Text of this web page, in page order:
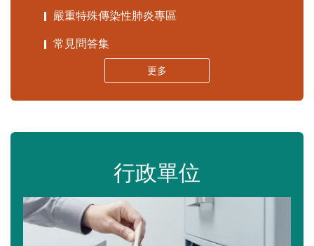
嚴重特殊傳染性肺炎專區
常見問答集
更多
行政單位